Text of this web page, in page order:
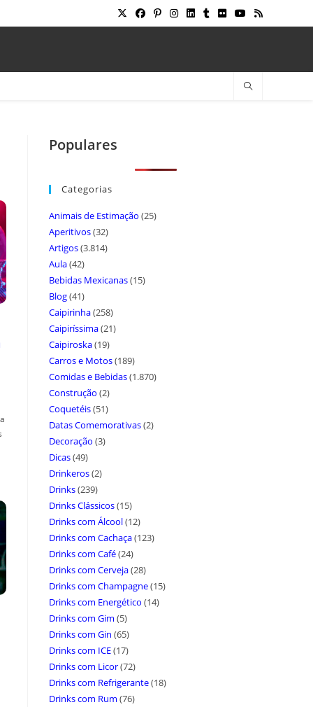
Populares
Categorias
Animais de Estimação (25)
Aperitivos(32)
Artigos(3.814)
Aula(42)
Bebidas Mexicanas(15)
Blog(41)
Caipirinha(258)
Caipiríssima(21)
Caipiroska(19)
Carros e Motos(189)
Comidas e Bebidas(1.870)
Construção (2)
Coquetéis(51)
Datas Comemorativas(2)
Decoração (3)
Dicas(49)
Drinkeros(2)
Drinks(239)
Drinks Clássicos(15)
Drinks com Álcool(12)
Drinks com Cachaça(123)
Drinks com Café(24)
Drinks com Cerveja(28)
Drinks com Champagne(15)
Drinks com Energético (14)
Drinks com Gim (5)
Drinks com Gin (65)
Drinks com ICE(17)
Drinks com Licor(72)
Drinks com Refrigerante(18)
Drinks com Rum (76)